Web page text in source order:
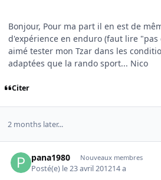
Bonjour, Pour ma part il en est de
d'expérience en enduro (faut lire "pas
aimé tester mon Tzar dans les
adaptées que la rando sport... Nico
Citer
2 months later...
pana1980 Nouveaux membres
Posté(e) le 23 avril 201214 a